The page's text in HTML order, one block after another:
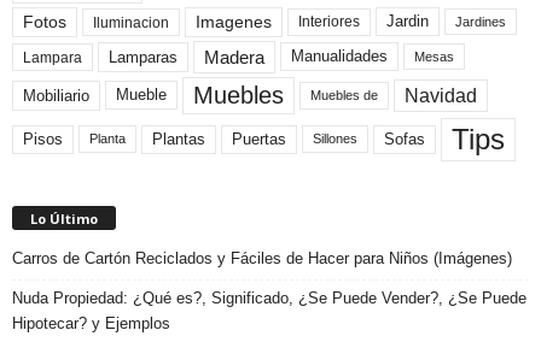
Fotos Iluminacion Imagenes Interiores Jardin Jardines
Lampara Lamparas Madera Manualidades Mesas
Mobiliario Mueble Muebles Muebles de Navidad
Pisos Planta Plantas Puertas Sillones Sofas Tips
Lo Último
Carros de Cartón Reciclados y Fáciles de Hacer para Niños (Imágenes)
Nuda Propiedad: ¿Qué es?, Significado, ¿Se Puede Vender?, ¿Se Puede
Hipotecar? y Ejemplos